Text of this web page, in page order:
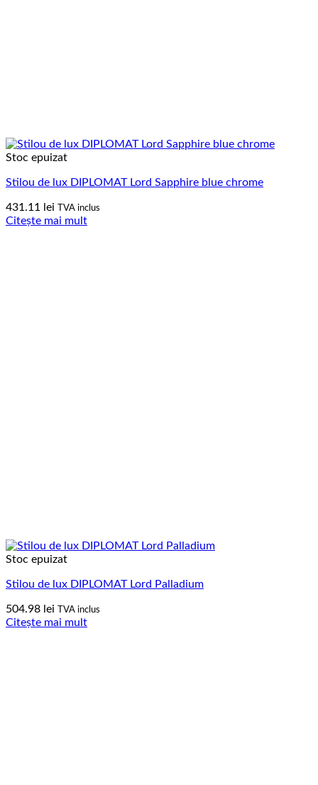
Stoc epuizat
Stilou de lux DIPLOMAT Lord Sapphire blue chrome
431.11 lei TVA inclus
Citește mai mult
Stoc epuizat
Stilou de lux DIPLOMAT Lord Palladium
504.98 lei TVA inclus
Citește mai mult